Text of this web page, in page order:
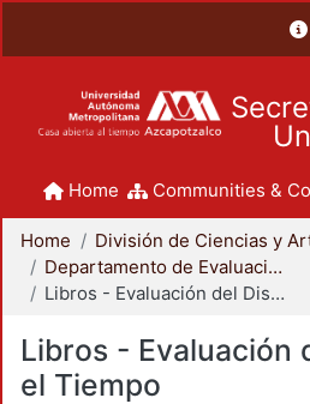
Home Communities &
Home
Departamento de Evaluación del Diseño en el Tiempo
Libros - Evaluación del Diseño en el Tiempo
Libros - Evaluación
el Tiempo